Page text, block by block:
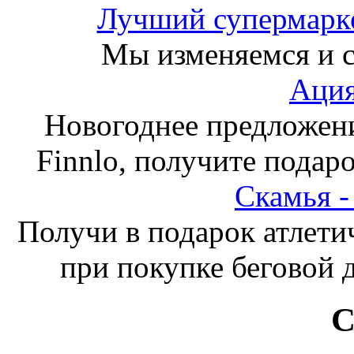
Лучший
Мы изменяемся и
Новогоднее
Finnlo, получите
Получи в подарок
при покупке беговой